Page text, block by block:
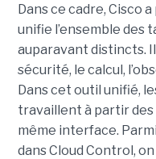
Dans ce cadre, Cisco
unifie l’ensemble des
auparavant distincts.
sécurité, le calcul,
Dans cet outil unifié,
travaillent à partir des
même interface.
dans Cloud Control,